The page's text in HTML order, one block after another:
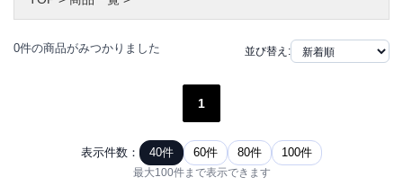
0件の商品がみつかりました 並び替え:
1
表示件数： 40件 60件 80件 100件
最大100件まで表示できます